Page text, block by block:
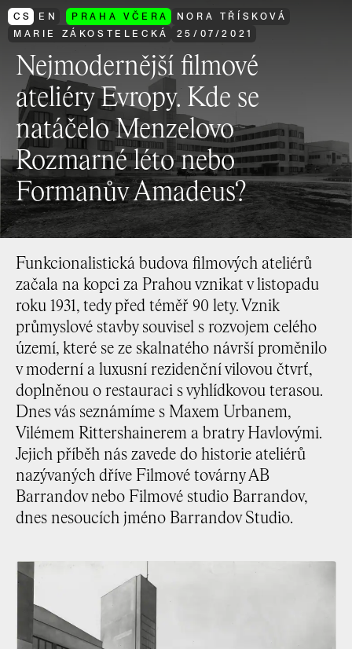
CS EN PRAHA VČERA
NORA TŘÍSKOVÁ
MARIE ZÁKOSTELECKÁ
25/ 07/2021
Nejmodernější filmové
ateliéry Evropy. Kde se
natáčelo Menzelovo
Rozmarné léto nebo
Formanův Amadeus?
Funkcionalistická budova filmových ateliérů
začala na kopci za Prahou vznikat v listopadu
roku 1931, tedy před téměř 90 lety. Vznik
průmyslové stavby souvisel s rozvojem celého
území, které se ze skalnatého návrší proměnilo
v moderní a luxusní rezidenční vilovou čtvrť,
doplněnou o restauraci s vyhlídkovou terasou.
Dnes vás seznámíme s Maxem Urbanem,
Vilémem Rittershainerem a bratry Havlovými.
Jejich příběh nás zavede do historie ateliérů
nazývaných dříve Filmové továrny AB
Barrandov nebo Filmové studio Barrandov,
dnes nesoucích jméno Barrandov Studio.